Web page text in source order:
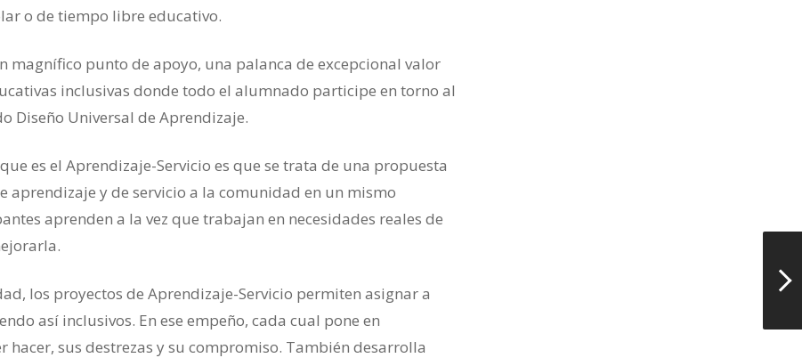
o de tiempo libre educativo.
magnífico punto de apoyo, una palanca de excepcional valor
inclusivas donde todo el alumnado participe en torno al
Diseño Universal de Aprendizaje.
es el Aprendizaje-Servicio es que se trata de una propuesta
aprendizaje y de servicio a la comunidad en un mismo
aprenden a la vez que trabajan en necesidades reales de
los proyectos de Aprendizaje-Servicio permiten asignar a
así inclusivos. En ese empeño, cada cual pone en
hacer, sus destrezas y su compromiso. También desarrolla